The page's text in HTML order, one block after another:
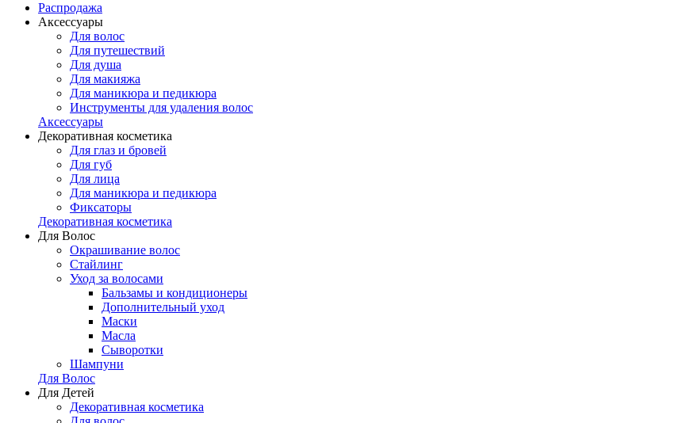
Распродажа
Аксессуары
Для волос
Для путешествий
Для душа
Для макияжа
Для маникюра и педикюра
Инструменты для удаления волос
Аксессуары
Декоративная косметика
Для глаз и бровей
Для губ
Для лица
Для маникюра и педикюра
Фиксаторы
Декоративная косметика
Для Волос
Окрашивание волос
Стайлинг
Уход за волосами
Бальзамы и кондиционеры
Дополнительный уход
Маски
Масла
Сыворотки
Шампуни
Для Волос
Для Детей
Декоративная косметика